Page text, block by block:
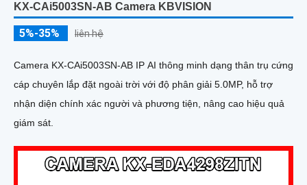
KX-CAi5003SN-AB Camera KBVISION
5%-35% liên hệ
Camera KX-CAi5003SN-AB IP AI thông minh dạng thân trụ cứng
cáp chuyên lắp đặt ngoài trời với độ phân giải 5.0MP, hỗ trợ
nhận diện chính xác người và phương tiện, nâng cao hiệu quả
giám sát.